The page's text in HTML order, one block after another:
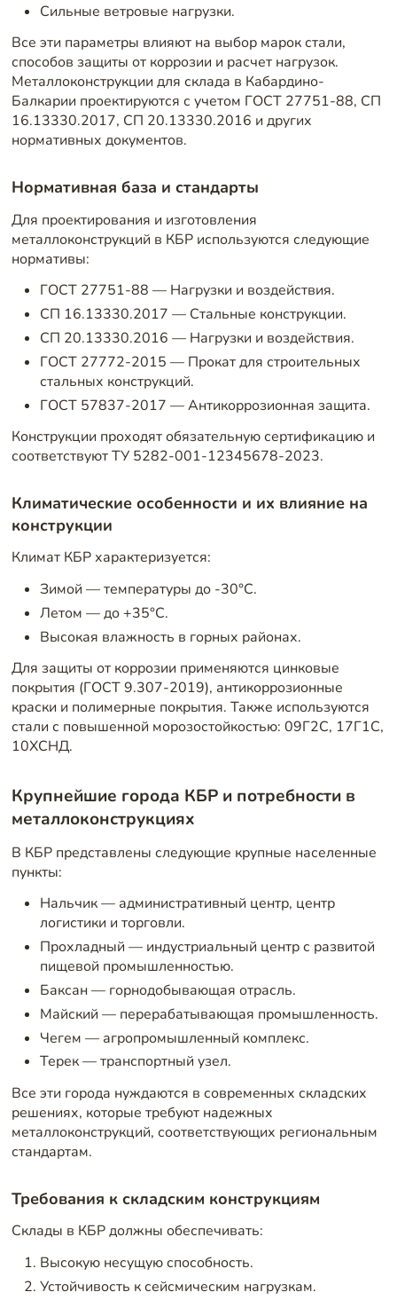
Сильные ветровые нагрузки.
Все эти параметры влияют на выбор марок стали,
способов защиты от коррозии и расчет нагрузок.
Металлоконструкции для склада в Кабардино-
Балкарии проектируются с учетом ГОСТ 27751-88, СП
16.13330.2017, СП 20.13330.2016 и других
нормативных документов.
Нормативная база и стандарты
Для проектирования и изготовления
металлоконструкций в КБР используются следующие
нормативы:
ГОСТ 27751-88 — Нагрузки и воздействия.
СП 16.13330.2017 — Стальные конструкции.
СП 20.13330.2016 — Нагрузки и воздействия.
ГОСТ 27772-2015 — Прокат для строительных
стальных конструкций.
ГОСТ 57837-2017 — Антикоррозионная защита.
Конструкции проходят обязательную сертификацию и
соответствуют ТУ 5282-001-12345678-2023.
Климатические особенности и их влияние на
конструкции
Климат КБР характеризуется:
Зимой — температуры до -30°C.
Летом — до +35°C.
Высокая влажность в горных районах.
Для защиты от коррозии применяются цинковые
покрытия (ГОСТ 9.307-2019), антикоррозионные
краски и полимерные покрытия. Также используются
стали с повышенной морозостойкостью: 09Г2С, 17Г1С,
10ХСНД.
Крупнейшие города КБР и потребности в
металлоконструкциях
В КБР представлены следующие крупные населенные
пункты:
Нальчик — административный центр, центр
логистики и торговли.
Прохладный — индустриальный центр с развитой
пищевой промышленностью.
Баксан — горнодобывающая отрасль.
Майский — перерабатывающая промышленность.
Чегем — агропромышленный комплекс.
Терек — транспортный узел.
Все эти города нуждаются в современных складских
решениях, которые требуют надежных
металлоконструкций, соответствующих региональным
стандартам.
Требования к складским конструкциям
Склады в КБР должны обеспечивать:
Высокую несущую способность.
Устойчивость к сейсмическим нагрузкам.